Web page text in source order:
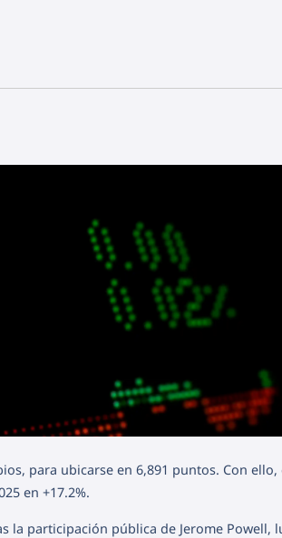
para ubicarse en 6,891 puntos. Con
en +17.2%.
la participación pública de Jerome Powell,